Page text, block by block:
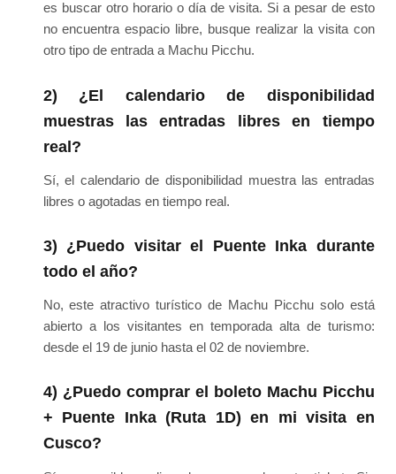
es buscar otro horario o día de visita. Si a pesar de esto
no encuentra espacio libre, busque realizar la visita con
otro tipo de entrada a Machu Picchu.
2) ¿El calendario de disponibilidad
muestras las entradas libres en tiempo
real?
Sí, el calendario de disponibilidad muestra las entradas
libres o agotadas en tiempo real.
3) ¿Puedo visitar el Puente Inka durante
todo el año?
No, este atractivo turístico de Machu Picchu solo está
abierto a los visitantes en temporada alta de turismo:
desde el 19 de junio hasta el 02 de noviembre.
4) ¿Puedo comprar el boleto Machu Picchu
+ Puente Inka (Ruta 1D) en mi visita en
Cusco?